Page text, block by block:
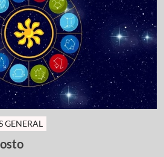
GENERAL